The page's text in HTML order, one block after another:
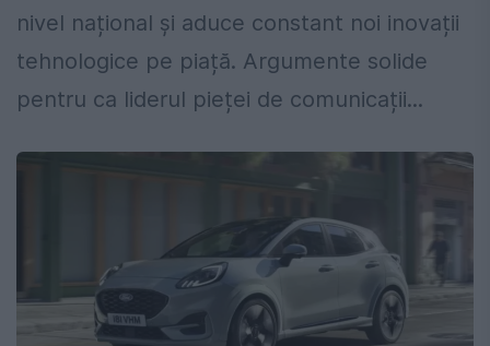
nivel național și aduce constant noi inovații
tehnologice pe piață. Argumente solide
pentru ca liderul pieței de comunicații...